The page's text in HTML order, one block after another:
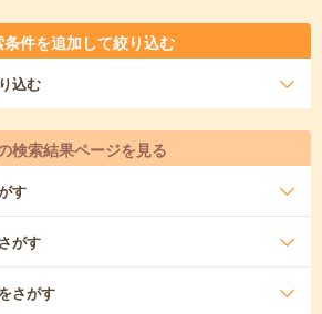
条件を追加して絞り込む
込む
検索結果ページを見る
す
がす
さがす